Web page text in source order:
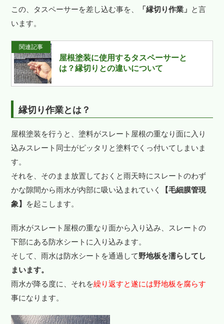
この、タスペーサーを差し込む事を、 「縁切り作業」 と言
います。
関連記事
屋根塗装に使用するタスペーサーと
は？縁切りとの違いについて
縁切り作業とは？
屋根塗装を行うと、塗料がスレート屋根の重なり面に入り
込みスレート同士がピッタリと塗料でくっ付いてしまいま
す。
それを、そのまま放置しておくと雨天時にスレートのわず
かな隙間から雨水が内部に吸い込まれていく
【毛細膜管現
象】 を起こします。
雨水がスレート屋根の重なり面から入り込み、スレートの
下部にある防水シートに入り込みます。
そして、雨水は防水シートを通過して野地板を濡らしてし
まいます。
雨水が降る度に、それを繰り返すと遂には野地板を腐らす
事になります。